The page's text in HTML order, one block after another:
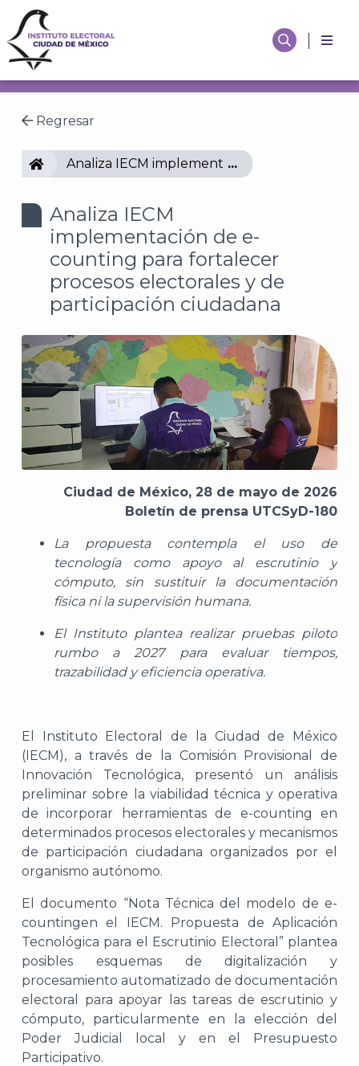
Regresar
IECMAnaliza IECM implementación de e-
Analiza IECM
implementación de e-
counting para fortalecer
procesos electorales y de
participación ciudadana
Ciudad de México, 28 de mayo de 2026
Boletín de prensa UTCSyD-180
La propuesta contempla el uso de
tecnología como apoyo al escrutinio y
cómputo, sin sustituir la documentación
física ni la supervisión humana.
El Instituto plantea realizar pruebas piloto
rumbo a 2027 para evaluar tiempos,
trazabilidad y eficiencia operativa.
El Instituto Electoral de la Ciudad de México
(IECM), a través de la Comisión Provisional de
Innovación Tecnológica, presentó un análisis
preliminar sobre la viabilidad técnica y operativa
de incorporar herramientas de e-counting en
determinados procesos electorales y mecanismos
de participación ciudadana organizados por el
organismo autónomo.
El documento “Nota Técnica del modelo dee-
countingen el IECM. Propuesta de Aplicación
Tecnológica para el Escrutinio Electoral” plantea
posibles esquemas de digitalización y
procesamiento automatizado de documentación
electoral para apoyar las tareas de escrutinio y
cómputo, particularmente en la elección del
Poder Judicial local y en el Presupuesto
Participativo.